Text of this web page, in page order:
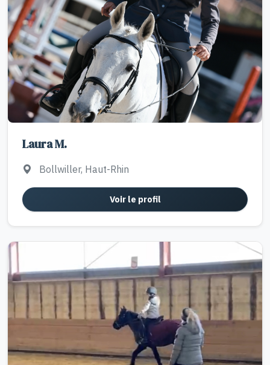
Laura M.
Bollwiller, Haut-Rhin
Voir le profil